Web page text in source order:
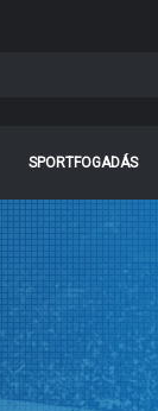
SPORTFOGADÁS